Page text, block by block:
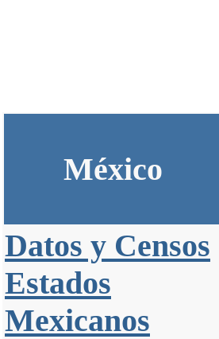
México
Datos y Censos
Estados
Mexicanos